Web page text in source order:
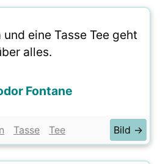
und eine Tasse Tee geht
alles.
Fontane
Tasse Tee Bild →